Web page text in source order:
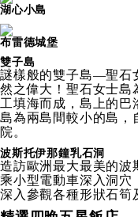
湖心小島
布雷德城堡
雙子島
謎樣般的雙子島—聖石
然之偉大！聖石女士島
工填海而成，島上的巴
島為兩島間較小的島，
院。
波斯托伊那鐘乳石洞
造訪歐洲最大最美的波
乘小型電動車深入洞穴
深入參觀各種形狀石筍